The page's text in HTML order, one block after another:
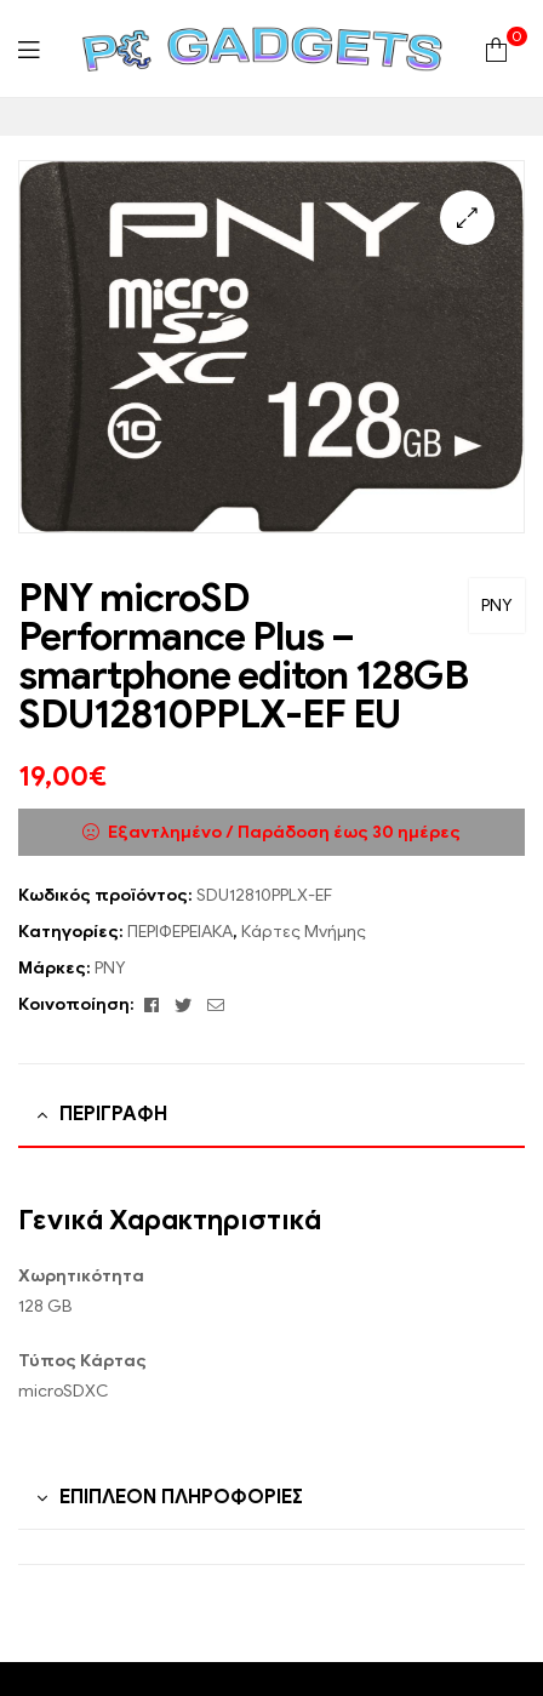
Gadgets
Plus
|
Hardware
Αναλώσιμα
0
PNY
PNY microSD
Performance Plus –
smartphone editon 128GB
SDU12810PPLX-EF EU
19,00€
Εξαντλημένο / Παράδοση έως 30 ημέρες
Κωδικός προϊόντος: SDU12810PPLX-EF
Κατηγορίες: ΠΕΡΙΦΕΡΕΙΑΚΑ, Κάρτες Μνήμης
Μάρκες: PNY
Κοινοποίηση:
Facebook
TwitterEmail
ΠΕΡΙΓΡΑΦΉ
Γενικά Χαρακτηριστικά
Χωρητικότητα
128 GB
Τύπος Κάρτας
microSDXC
ΕΠΙΠΛΈΟΝ ΠΛΗΡΟΦΟΡΊΕΣ